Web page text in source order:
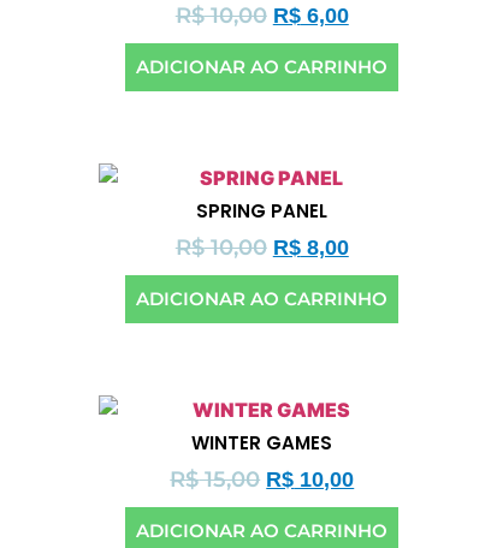
R$10,00 R$6,00
ADICIONAR AO CARRINHO
SPRING PANEL
R$10,00 R$8,00
ADICIONAR AO CARRINHO
WINTER GAMES
R$15,00 R$ 10,00
ADICIONAR AO CARRINHO